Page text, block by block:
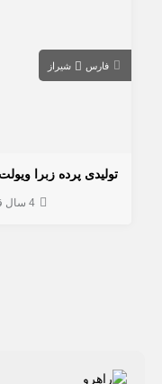
فارس شیراز
تولیدی پرده زبرا
4 سال قبل